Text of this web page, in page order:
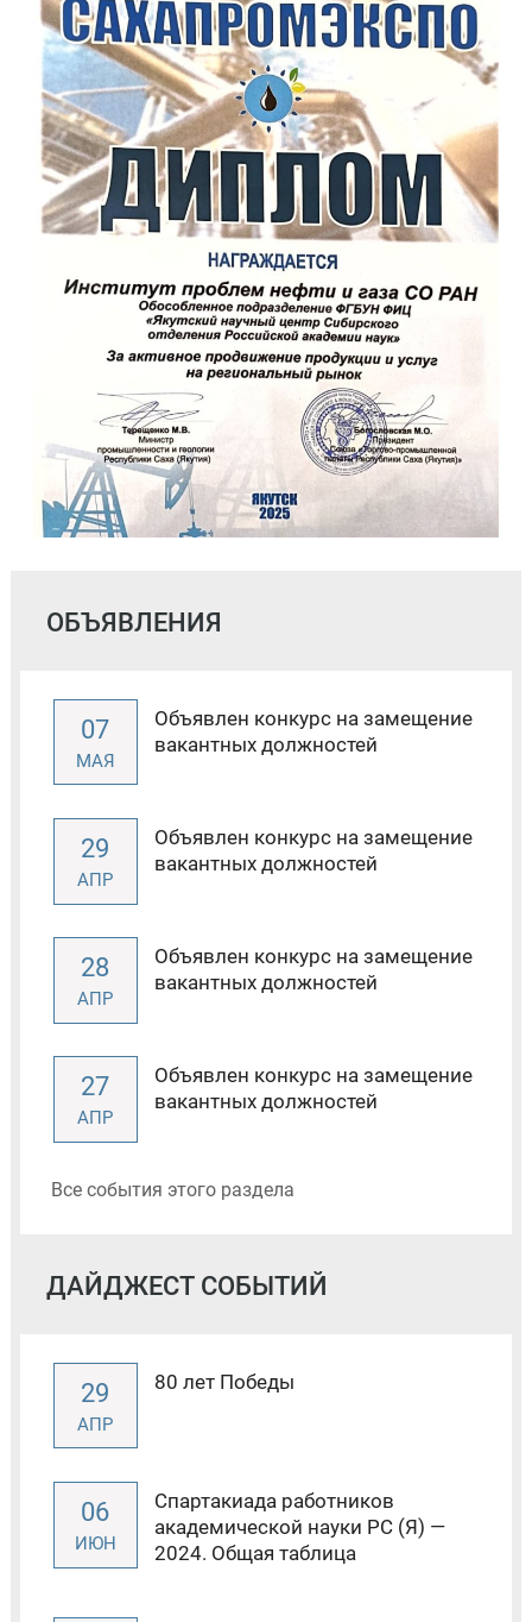
ОБЪЯВЛЕНИЯ
07
МАЯ
Объявлен конкурс на замещение
вакантных должностей
29
АПР
Объявлен конкурс на замещение
вакантных должностей
28
АПР
Объявлен конкурс на замещение
вакантных должностей
27
АПР
Объявлен конкурс на замещение
вакантных должностей
Все события этого раздела
ДАЙДЖЕСТ СОБЫТИЙ
29
АПР
80 лет Победы
06
ИЮН
Спартакиада работников
академической науки РС (Я) —
2024. Общая таблица